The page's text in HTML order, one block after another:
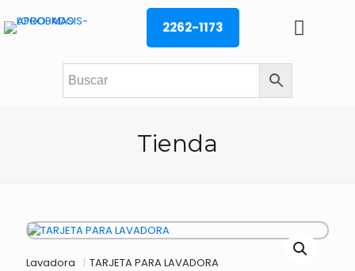
2262-1173
Tienda
Lavadora | TARJETA PARA LAVADORA